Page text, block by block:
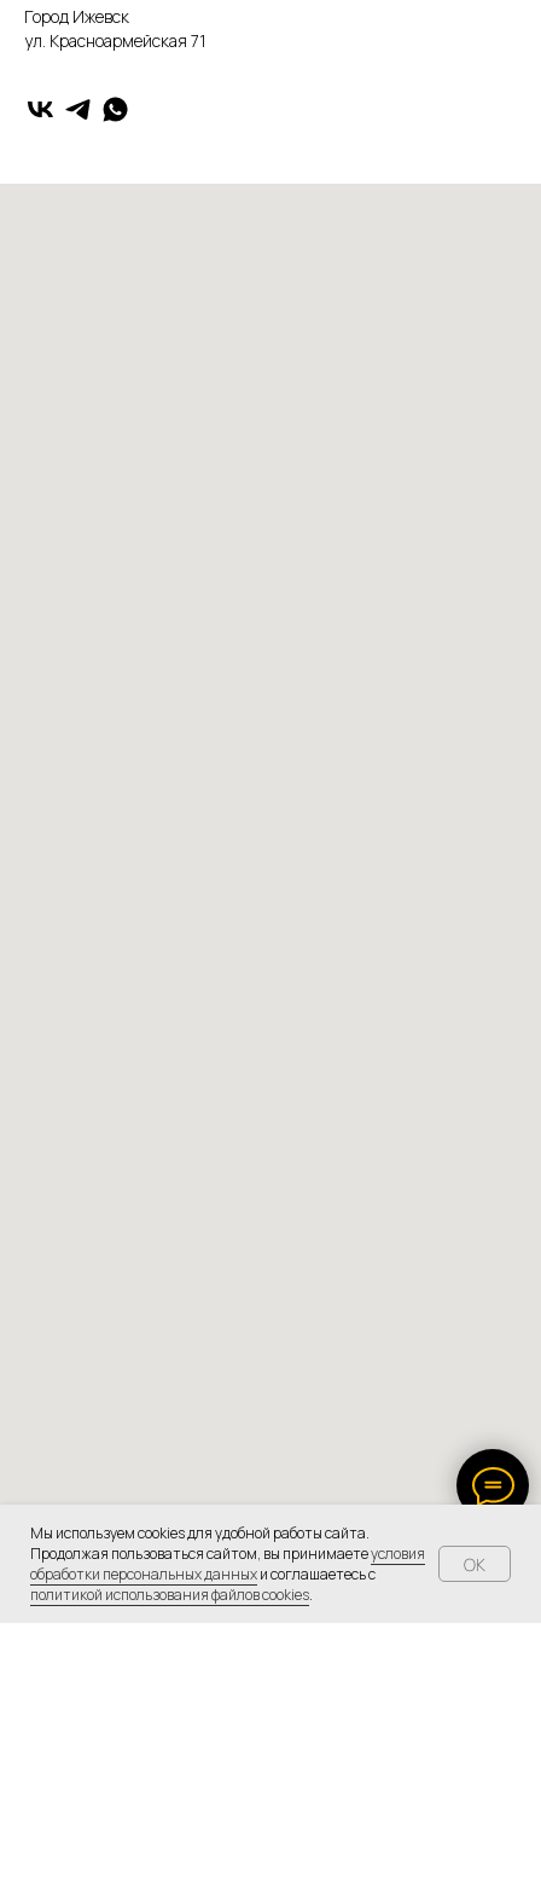
Город Ижевск
ул. Красноармейская 71
Мы используем cookies для удобной работы сайта.
Продолжая пользоваться сайтом, вы принимаетеусловия
обработки персональных данныхи соглашаетесь с
политикой использования файлов cookies.
OK